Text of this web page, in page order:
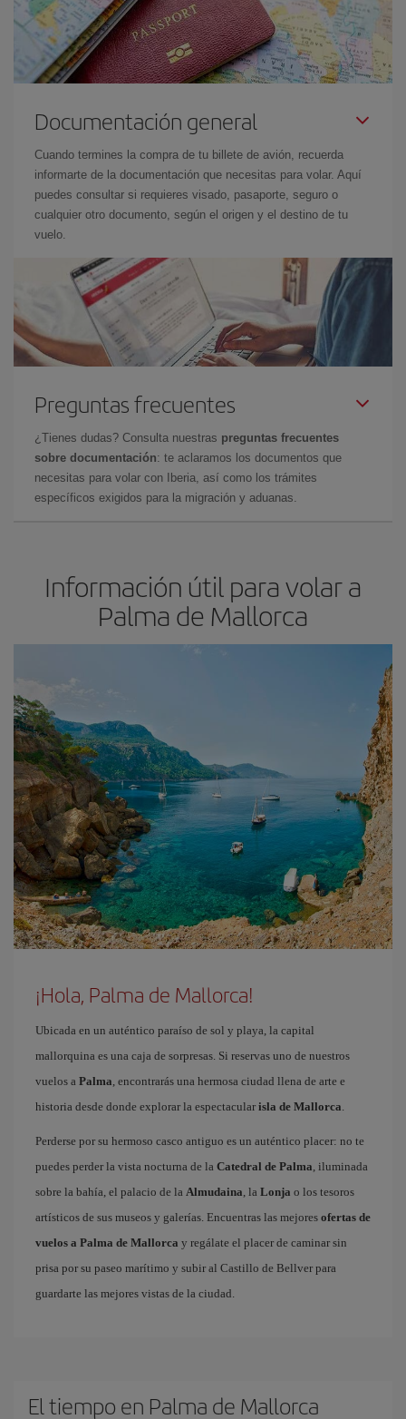
Documentación general
Cuando termines la compra de tu billete de avión, recuerda
informarte de la documentación que necesitas para volar. Aquí
puedes consultar si requieres visado, pasaporte, seguro o
cualquier otro documento, según el origen y el destino de tu
vuelo.
Preguntas frecuentes
¿Tienes dudas? Consulta nuestras preguntas frecuentes
sobre documentación: te aclaramos los documentos que
necesitas para volar con Iberia, así como los trámites
específicos exigidos para la migración y aduanas.
Información útil para volar a
Palma de Mallorca
¡Hola, Palma de Mallorca!
Ubicada en un auténtico paraíso de sol y playa, la capital
mallorquina es una caja de sorpresas. Si reservas uno de nuestros
vuelos a Palma, encontrarás una hermosa ciudad llena de arte e
historia desde donde explorar la espectacular isla de Mallorca.
Perderse por su hermoso casco antiguo es un auténtico placer: no te
puedes perder la vista nocturna de la Catedral de Palma, iluminada
sobre la bahía, el palacio de la Almudaina, la Lonja o los tesoros
artísticos de sus museos y galerías. Encuentras las mejores ofertas de
vuelos a Palma de Mallorca y regálate el placer de caminar sin
prisa por su paseo marítimo y subir al Castillo de Bellver para
guardarte las mejores vistas de la ciudad.
El tiempo en Palma de Mallorca